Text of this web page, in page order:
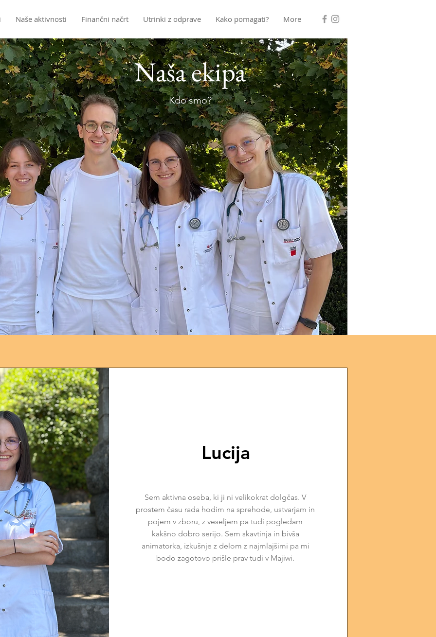
Naše aktivnosti Finančni načrt Utrinki z odprave Kako pomagati? More
Naša ekipa
Kdo smo?
Lucija
Sem aktivna oseba, ki ji ni velikokrat dolgčas. V
prostem času rada hodim na sprehode, ustvarjam in
pojem v zboru, z veseljem pa tudi pogledam
kakšno dobro serijo. Sem skavtinja in bivša
animatorka, izkušnje z delom z najmlajšimi pa mi
bodo zagotovo prišle prav tudi v Majiwi.